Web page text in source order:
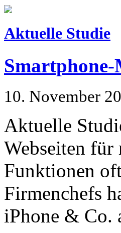
Aktuelle Studie
Smartphone-
10. November
Aktuelle
Webseiten
Funktionen
Firmenchefs
iPhone & Co.